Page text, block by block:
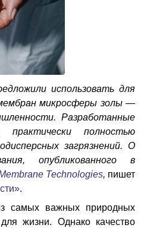
использовать для
микросферы золы —
Разработанные
практически полностью
загрязнений. О
опубликованного в
Technologies, пишет
.
самых важных природных
жизни. Однако качество